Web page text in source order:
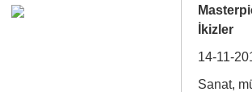
İkizler
14-11-
Sanat,